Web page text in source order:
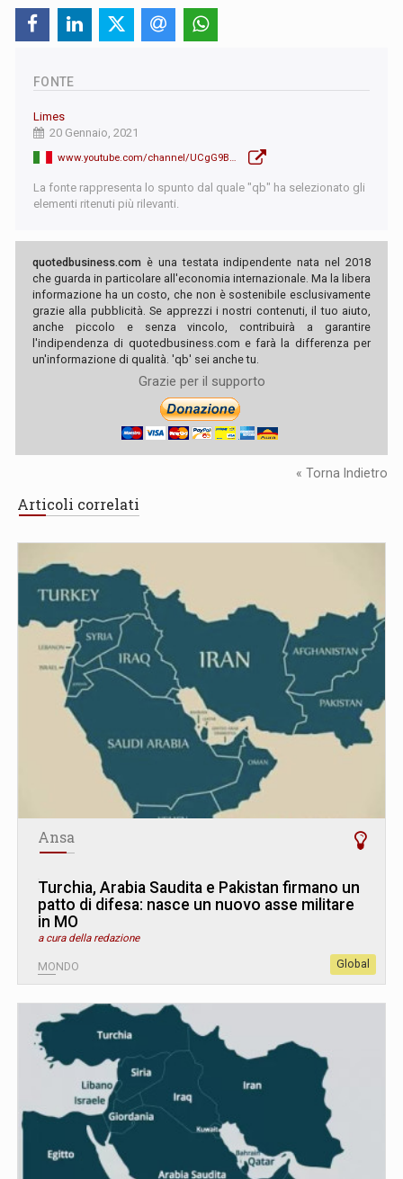
FONTE
Limes
20 Gennaio, 2021
La fonte rappresenta lo spunto dal quale "qb" ha selezionato gli
elementi ritenuti più rilevanti.
quotedbusiness.com è una testata indipendente nata nel 2018
che guarda in particolare all'economia internazionale. Ma la libera
informazione ha un costo, che non è sostenibile esclusivamente
grazie alla pubblicità. Se apprezzi i nostri contenuti, il tuo aiuto,
anche piccolo e senza vincolo, contribuirà a garantire
l'indipendenza di quotedbusiness.com e farà la differenza per
un'informazione di qualità. 'qb' sei anche tu.
Grazie per il supporto
« Torna Indietro
Articoli correlati
Ansa
Turchia, Arabia Saudita e Pakistan firmano un
patto di difesa: nasce un nuovo asse militare
in MO
a cura della redazione
MONDO Global